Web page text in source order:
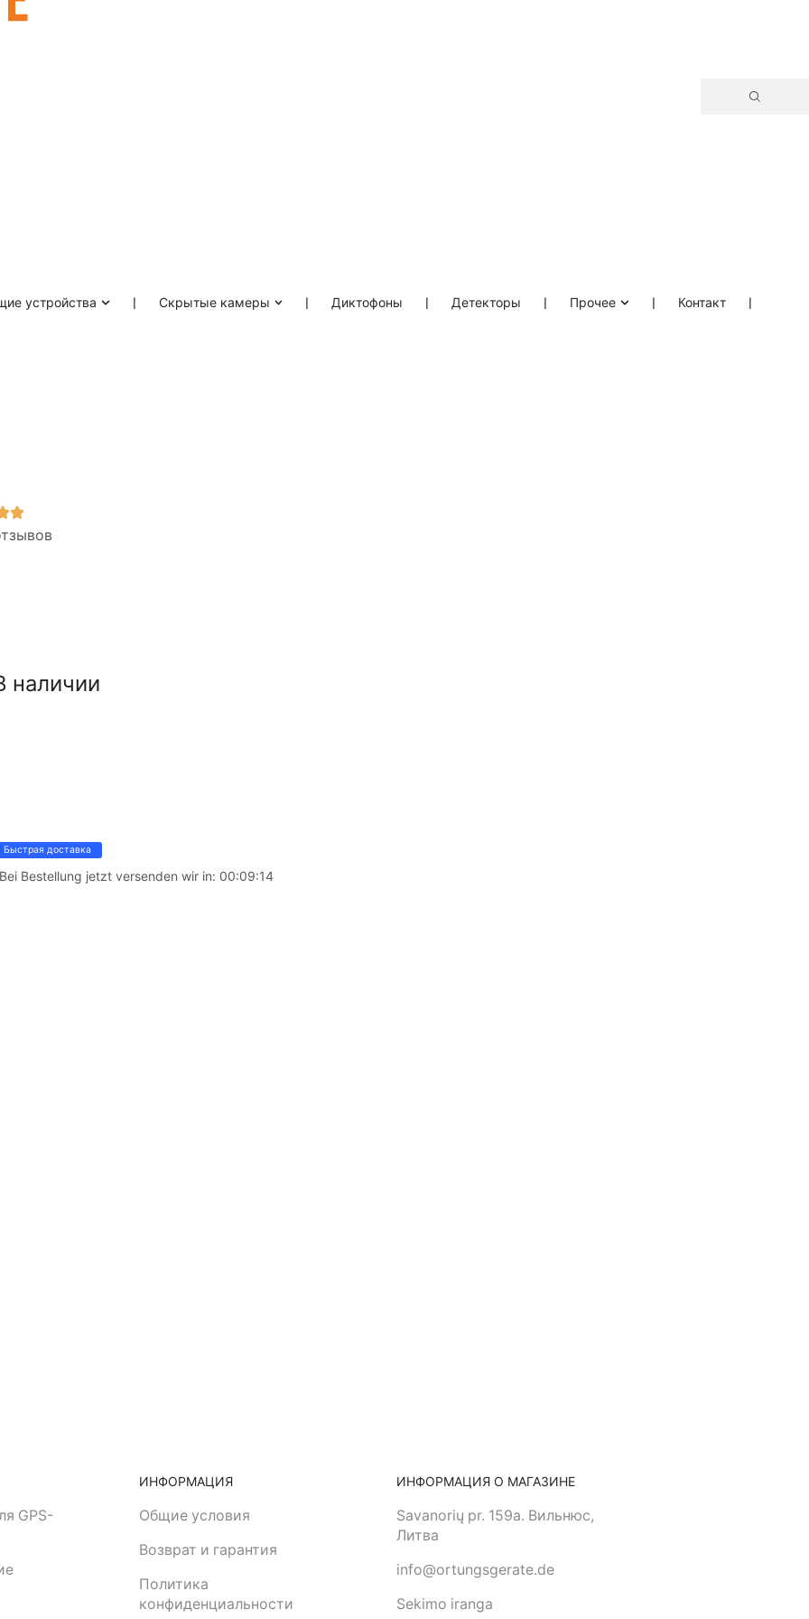
устройства ❘ Скрытые камеры ❘ Диктофоны ❘ Детекторы ❘ Прочее ❘ Контакт ❘
наличии
Быстрая доставка
Bestellung jetzt versenden wir in: 00:09:14
GPS-
ИНФОРМАЦИЯ
Общие условия
Возврат и гарантия
Политика
конфиденциальности
ИНФОРМАЦИЯ О МАГАЗИНЕ
Savanorių pr. 159a. Вильнюс,
Литва
info@ortungsgerate.de
Sekimo iranga